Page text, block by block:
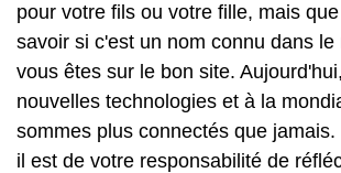
pour votre fils ou votre fille, mais
savoir si c'est un nom connu dans le
vous êtes sur le bon site.
nouvelles technologies et à la
sommes plus connectés que jamais.
il est de votre responsabilité de